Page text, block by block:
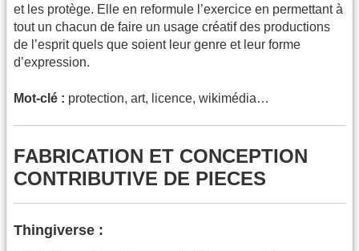
et les protège. Elle en reformule l’exercice en permettant à
tout un chacun de faire un usage créatif des productions
de l’esprit quels que soient leur genre et leur forme
d’expression.
Mot-clé : protection, art, licence, wikimédia…
FABRICATION ET CONCEPTION
CONTRIBUTIVE DE PIECES
Thingiverse :